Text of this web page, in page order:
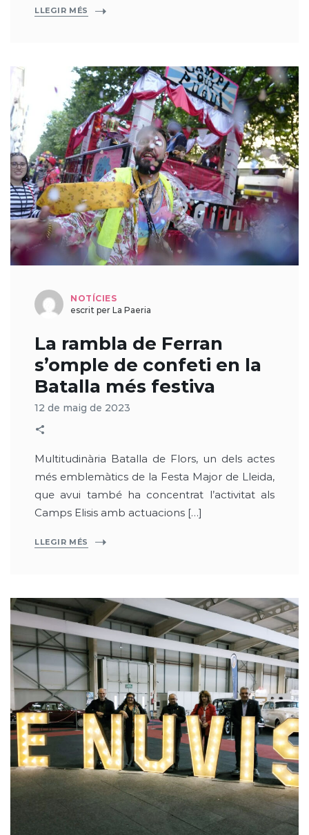
LLEGIR MÉS
NOTÍCIES
escrit per La Paeria
La rambla de Ferran
s’omple de confeti en la
Batalla més festiva
12 de maig de 2023
Multitudinària Batalla de Flors, un dels actes
més emblemàtics de la Festa Major de Lleida,
que avui també ha concentrat l’activitat als
Camps Elisis amb actuacions […]
LLEGIR MÉS